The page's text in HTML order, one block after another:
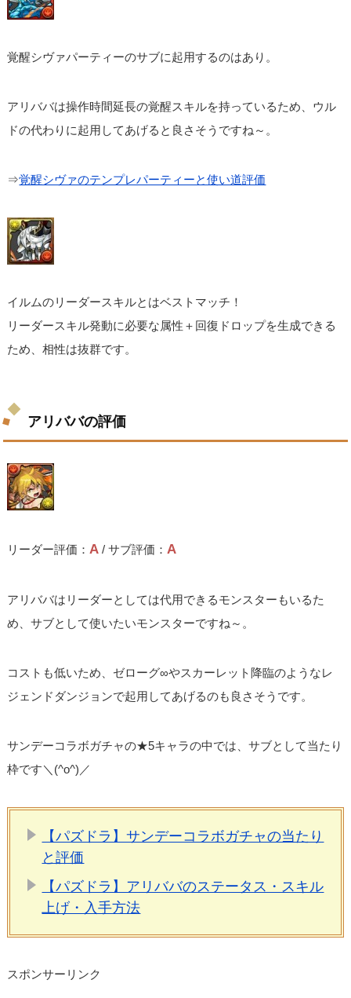
覚醒シヴァパーティーのサブに起用するのはあり。
アリババは操作時間延長の覚醒スキルを持っているため、ウル
ドの代わりに起用してあげると良さそうですね～。
⇒覚醒シヴァのテンプレパーティーと使い道評価
イルムのリーダースキルとはベストマッチ！
リーダースキル発動に必要な属性＋回復ドロップを生成できる
ため、相性は抜群です。
アリババの評価
リーダー評価： A / サブ評価： A
アリババはリーダーとしては代用できるモンスターもいるた
め、サブとして使いたいモンスターですね～。
コストも低いため、ゼローグ∞やスカーレット降臨のようなレ
ジェンドダンジョンで起用してあげるのも良さそうです。
サンデーコラボガチャの★5キャラの中では、サブとして当たり
枠です＼(^o^)／
【パズドラ】サンデーコラボガチャの当たり
と評価
【パズドラ】アリババのステータス・スキル
上げ・入手方法
スポンサーリンク